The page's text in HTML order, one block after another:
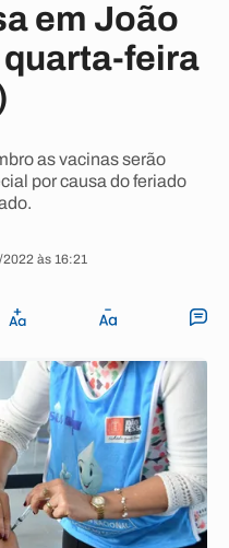
em João
feira
as vacinas serão
por causa do feriado
às 16:21